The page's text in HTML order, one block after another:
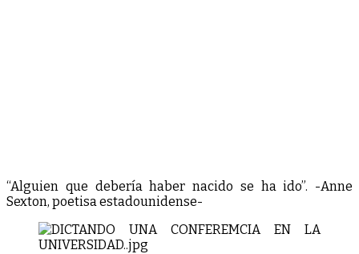
“Alguien que debería haber nacido se ha ido”. -Anne
Sexton, poetisa estadounidense-